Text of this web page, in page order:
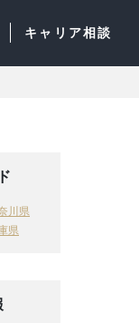
キャリア相談
川県
県